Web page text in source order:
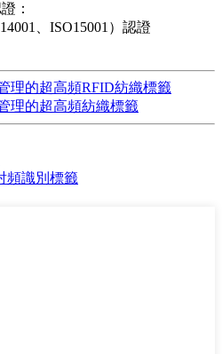
：
、ISO15001）認證
理的超高頻RFID紡織標籤
理的超高頻紡織標籤
頻識別標籤